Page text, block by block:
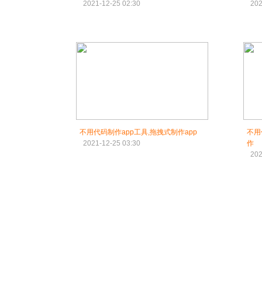
2021-12-25 02:30
不用代码制作app工具,拖拽式制作app
2021-12-25 03:30
不
作